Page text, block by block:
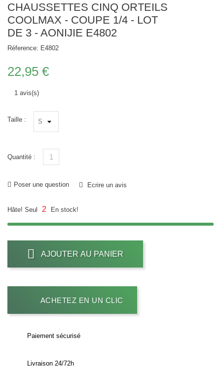
CHAUSSETTES CINQ ORTEILS
COOLMAX - COUPE 1/4 - LOT
DE 3 - AONIJIE E4802
Réference: E4802
22,95 €
1 avis(s)
Taille :
Quantité :
Poser une question Ecrire un avis
Hâte! Seul 2 En stock!
AJOUTER AU PANIER
ACHETEZ EN UN CLIC
Paiement sécurisé
Livraison 24/72h